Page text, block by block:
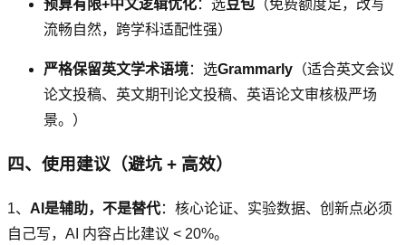
预算有限+中文逻辑优化：选豆包 （免费额度足，改写
流畅自然，跨学科适配性强）
严格保留英文学术语境：选Grammarly （适合英文会议
论文投稿、英文期刊论文投稿、英语论文审核极严场
景。）
四、使用建议（避坑 + 高效）
1、 AI是辅助，不是替代：核心论证、实验数据、创新点必须
自己写，AI 内容占比建议 < 20%。